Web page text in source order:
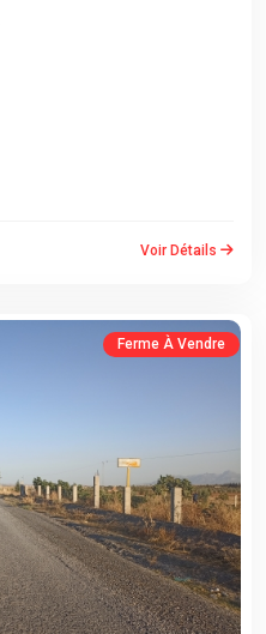
Voir Détails
Ferme À Vendre